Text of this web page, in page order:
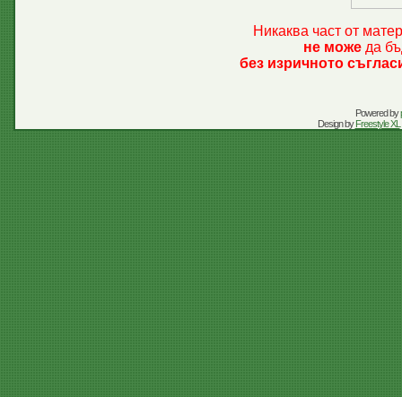
Никаква част от
не може да
без изричното
Powered by
Design byFreestyle XL